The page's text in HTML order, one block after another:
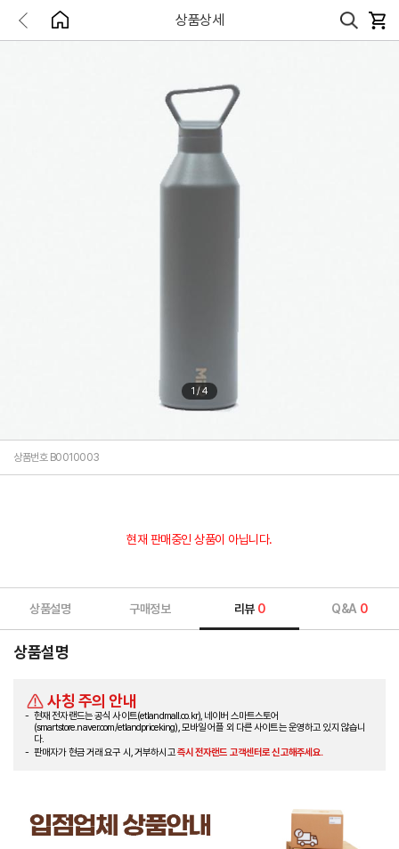
상품상세
1 /4
상품번호 B0010003
현재 판매중인 상품이 아닙니다.
상품설명 구매정보 리뷰 0 Q&A 0
상품설명
사칭 주의 안내
현재 전자랜드는 공식 사이트(etlandmall.co.kr), 네이버 스마트스토어
(smartstore.naver.com/etlandpriceking), 모바일 어플 외 다른 사이트는 운영하고 있지 않습니
다.
판매자가 현금 거래 요구 시, 거부하시고즉시 전자랜드 고객센터로 신고해주세요.